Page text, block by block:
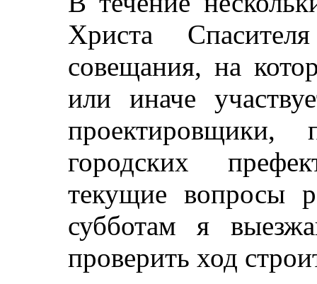
Христа
совещания, на
или иначе
проектировщики,
городских
текущие вопросы
субботам я
проверить ход